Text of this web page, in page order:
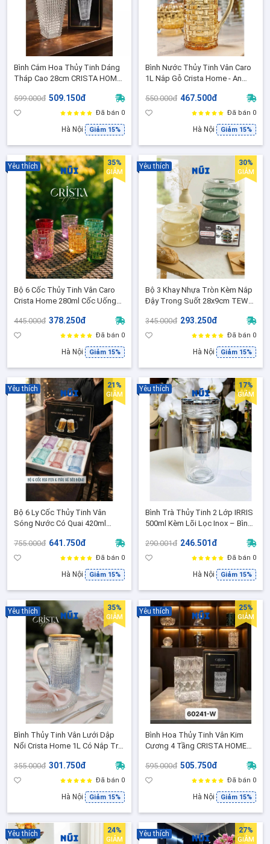
Bình Cắm Hoa Thủy Tinh Dáng
Tháp Cao 28cm CRISTA HOME,
Tặng Kèm 01 Khăn Ren Decor
(60240)
599.000đ 509.150đ
Đã bán 0
Hà Nội Giảm 15%
Bình Nước Thủy Tinh Vân Caro
1L Nắp Gỗ Crista Home - An
Ăn, Bàn Khách Sang Trọng -
60202
550.000đ 467.500đ
Đã bán 0
Hà Nội Giảm 15%
Bộ 6 Cốc Thủy Tinh Vân Caro
Crista Home 280ml Cốc Uống
60201
445.000đ 378.250đ
Đã bán 0
Hà Nội Giảm 15%
Yêu thích 35%
GIẢM
Bộ 3 Khay Nhựa Tròn Kèm Nắp
Đậy Trong Suốt 28x9cm TEWA
Chống Bụi, Côn Trùng 80026
345.000đ 293.250đ
Đã bán 0
Hà Nội Giảm 15%
Yêu thích 30%
GIẢM
Bộ 6 Ly Cốc Thủy Tinh Vân
Sóng Nước Có Quai 420ml
Giữ Lạnh Tốt, Dày Dặn Cao Cấp
60247
755.000đ 641.750đ
Đã bán 0
Hà Nội Giảm 15%
Yêu thích 21%
GIẢM
Bình Trà Thủy Tinh 2 Lớp IRRIS
500ml Kèm Lõi Lọc Inox – Bình
290.001đ 246.501đ
Đã bán 0
Hà Nội Giảm 15%
Yêu thích 17%
GIẢM
Bình Thủy Tinh Vân Lưới Dập
Nổi Crista Home 1L Có Nắp Tre
Sang Trọng
355.000đ 301.750đ
Đã bán 0
Hà Nội Giảm 15%
Yêu thích 35%
GIẢM
Bình Hoa Thủy Tinh Vân Kim
Cương 4 Tầng CRISTA HOME
Trọng - 60241
595.000đ 505.750đ
Đã bán 0
Hà Nội Giảm 15%
Yêu thích 25%
GIẢM
Yêu thích 24%
GIẢM
Yêu thích 27%
GIẢM